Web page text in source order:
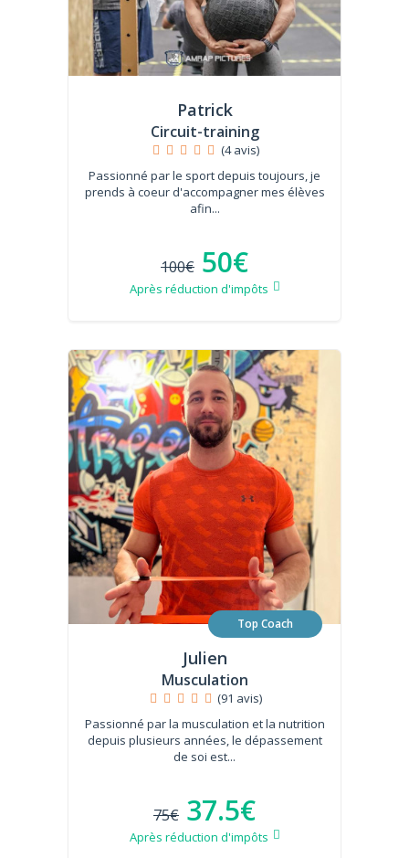
Patrick
Circuit-training
(4 avis)
Passionné par le sport depuis toujours, je
prends à coeur d'accompagner mes élèves
afin...
100€ 50€
Après réduction d'impôts
Top Coach
Julien
Musculation
(91 avis)
Passionné par la musculation et la nutrition
depuis plusieurs années, le dépassement
de soi est...
75€ 37.5€
Après réduction d'impôts